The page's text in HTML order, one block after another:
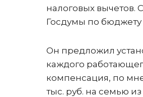
налоговых вычетов.
Госдумы по
Он предложил
каждого
компенсация, по
тыс. руб. на семью